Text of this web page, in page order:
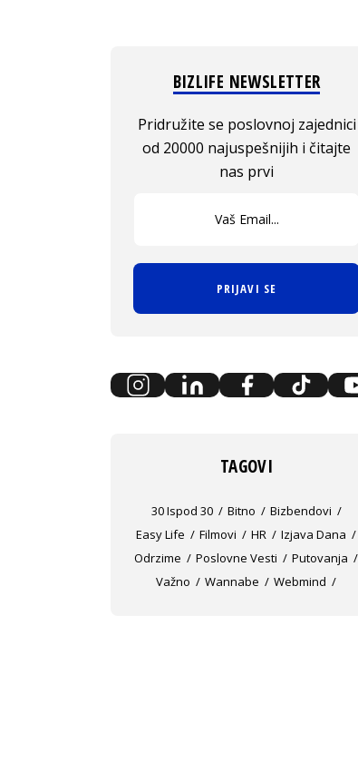
BIZLIFE NEWSLETTER
Pridružite se poslovnoj zajednici
od 20000 najuspešnijih i čitajte
nas prvi
PRIJAVI SE
TAGOVI
30 Ispod 30 Bitno
Bizbendovi
Easy Life
Filmovi HR
Izjava Dana
Odrzime
Poslovne Vesti
Putovanja
Važno
Wannabe Webmind